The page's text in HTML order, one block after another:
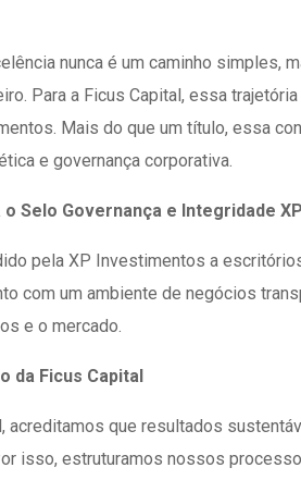
nunca é um caminho simples,
Para a Ficus Capital, essa
Mais do que um título, essa
e governança corporativa.
Selo Governança e Integridade
pela XP Investimentos a
com um ambiente de negócios
e o mercado.
da Ficus Capital
acreditamos que resultados
isso, estruturamos nossos